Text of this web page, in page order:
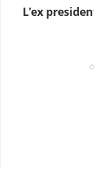
L’Uganda